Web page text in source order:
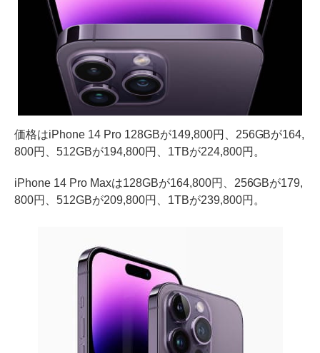
価格はiPhone 14 Pro 128GBが149,800円、256GBが164,
800円、512GBが194,800円、1TBが224,800円。
iPhone 14 Pro Maxは128GBが164,800円、256GBが179,
800円、512GBが209,800円、1TBが239,800円。